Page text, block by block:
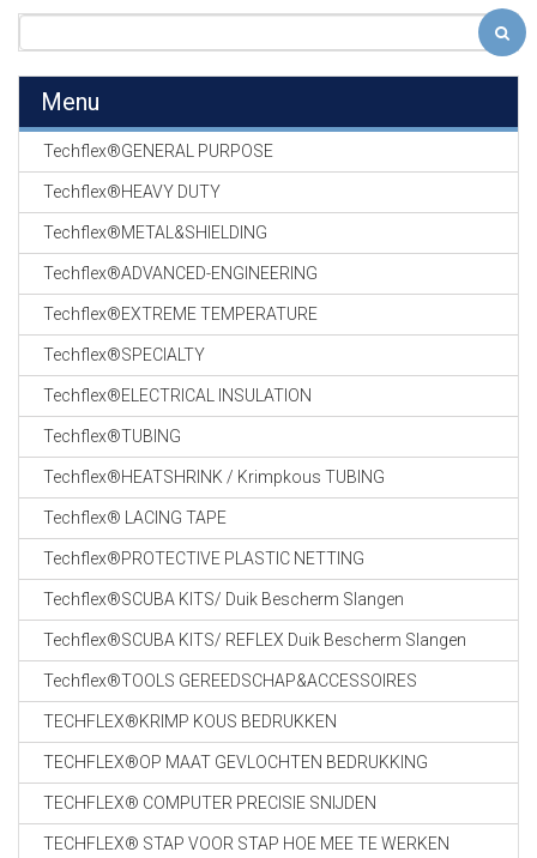
Menu
Techflex®GENERAL PURPOSE
Techflex®HEAVY DUTY
Techflex®METAL&SHIELDING
Techflex®ADVANCED-ENGINEERING
Techflex®EXTREME TEMPERATURE
Techflex®SPECIALTY
Techflex®ELECTRICAL INSULATION
Techflex®TUBING
Techflex®HEATSHRINK / Krimpkous TUBING
Techflex® LACING TAPE
Techflex®PROTECTIVE PLASTIC NETTING
Techflex®SCUBA KITS/ Duik Bescherm Slangen
Techflex®SCUBA KITS/ REFLEX Duik Bescherm Slangen
Techflex®TOOLS GEREEDSCHAP&ACCESSOIRES
TECHFLEX®KRIMP KOUS BEDRUKKEN
TECHFLEX®OP MAAT GEVLOCHTEN BEDRUKKING
TECHFLEX® COMPUTER PRECISIE SNIJDEN
TECHFLEX® STAP VOOR STAP HOE MEE TE WERKEN